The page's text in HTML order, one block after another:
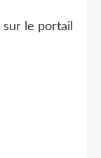
sur le portail